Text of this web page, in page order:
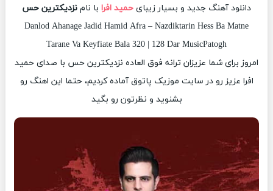
دانلود آهنگ جدید و بسیار زیبای حمید افرا با نام نزدیکترین حس
Danlod Ahanage Jadid Hamid Afra – Nazdiktarin Hess Ba Matne
Tarane Va Keyfiate Bala 320 | 128 Dar MusicPatogh
امروز برای شما عزیزان ترانه فوق العاده نزدیکترین حس با صدای حمید
افرا عزیز رو در سایت موزیک پاتوق آماده کردیم، حتما این اهنگ رو
بشنوید و نظرتون رو بگید